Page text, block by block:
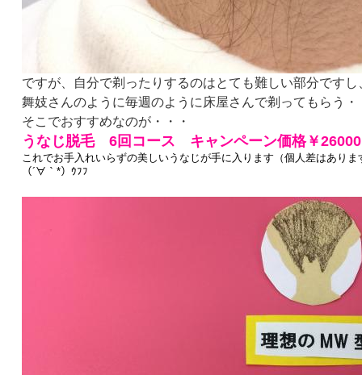
ですが、自分で剃ったりするのはとても難しい部分ですし
舞妓さんのように毎週のように床屋さんで剃ってもらう
そこでおすすめなのが・・・
うなじ脱毛 6回コース キャンペーン価格￥
これでお手入れいらずの美しいうなじが手に入ります（個人差はありま
（´∀｀*）ｳﾌﾌ